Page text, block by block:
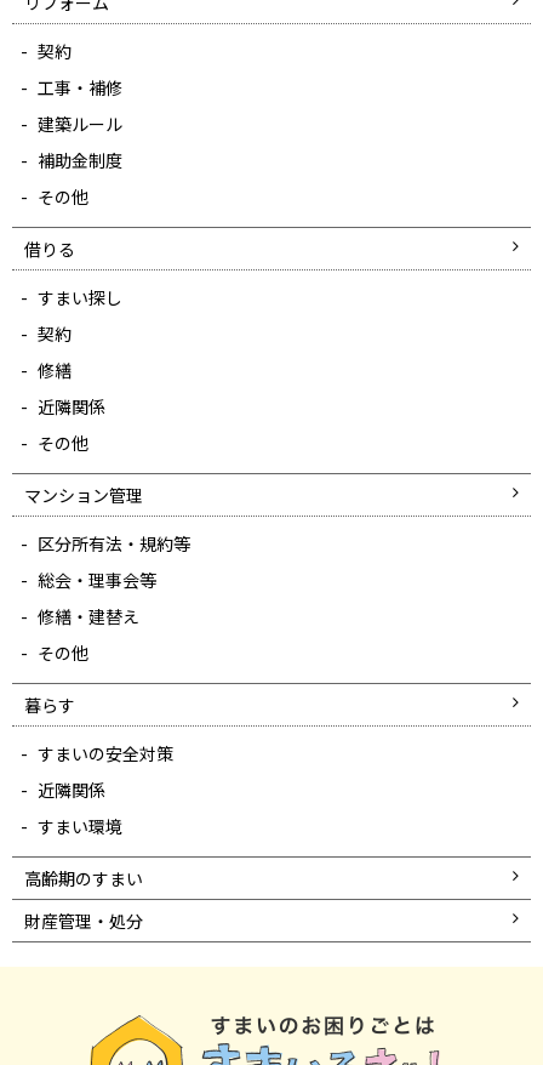
契約
工事・補修
建築ルール
補助金制度
その他
借りる
すまい探し
契約
修繕
近隣関係
その他
マンション管理
区分所有法・規約等
総会・理事会等
修繕・建替え
その他
暮らす
すまいの安全対策
近隣関係
すまい環境
高齢期のすまい
財産管理・処分